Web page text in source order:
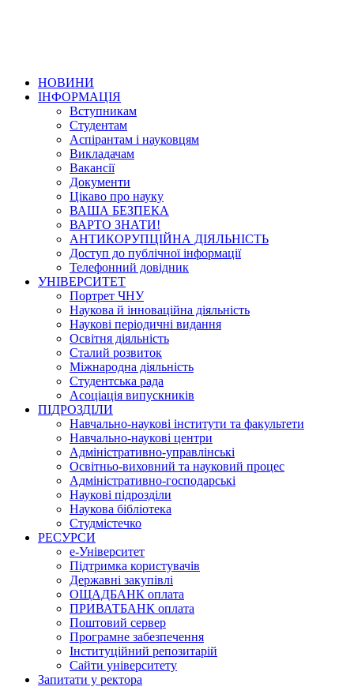
НОВИНИ
ІНФОРМАЦІЯ
Вступникам
Студентам
Аспірантам і науковцям
Викладачам
Вакансії
Документи
Цікаво про науку
ВАША БЕЗПЕКА
ВАРТО ЗНАТИ!
АНТИКОРУПЦІЙНА ДІЯЛЬНІСТЬ
Доступ до публічної інформації
Телефонний довідник
УНІВЕРСИТЕТ
Портрет ЧНУ
Наукова й інноваційна діяльність
Наукові періодичні видання
Освітня діяльність
Сталий розвиток
Міжнародна діяльність
Студентська рада
Асоціація випускників
ПІДРОЗДІЛИ
Навчально-наукові інститути та факультети
Навчально-наукові центри
Адміністративно-управлінські
Освітньо-виховний та науковий процес
Адміністративно-господарські
Наукові підрозділи
Наукова бібліотека
Студмістечко
РЕСУРСИ
е-Університет
Підтримка користувачів
Державні закупівлі
ОЩАДБАНК оплата
ПРИВАТБАНК оплата
Поштовий сервер
Програмне забезпечення
Інституційний репозитарій
Сайти університету
Запитати у ректора